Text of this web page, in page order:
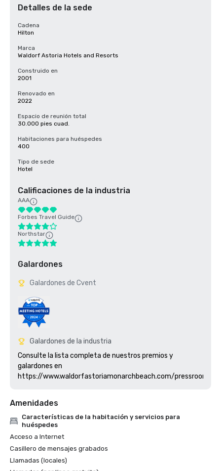
Detalles de la sede
Cadena
Hilton
Marca
Waldorf Astoria Hotels and Resorts
Construido en
2001
Renovado en
2022
Espacio de reunión total
30.000 pies cuad.
Habitaciones para huéspedes
400
Tipo de sede
Hotel
Calificaciones de la industria
AAA
Forbes Travel Guide
Northstar
Galardones
Galardones de Cvent
Galardones de la industria
Consulte la lista completa de nuestros premios y
galardones en
https://www.waldorfastoriamonarchbeach.com/pressroom
Amenidades
Características de la habitación y servicios para
huéspedes
Acceso a Internet
Casillero de mensajes grabados
Llamadas (locales)